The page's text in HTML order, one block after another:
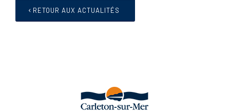
RETOUR AUX ACTUALITÉS